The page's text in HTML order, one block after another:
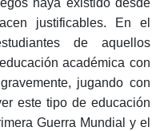
haya existido desde
justificables. En el
de aquellos
académica con
jugando con
este tipo de educación
Guerra Mundial y el